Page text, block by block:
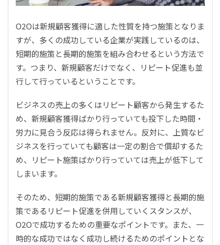
O2Oは新規顧客獲得に適した性質を持つ施策となりま
すが、多くの成功している企業が実践しているのは、
短期的施策と長期的施策を組み合わせるという方法で
す。つまり、新規顧客だけでなく、リピート促進も並
行して行っているということです。
ビジネスの売上の多くはリピート顧客から発生するた
め、新規顧客獲得ばかり行っていても投下した時間・
労力に見合う反応は得られません。反対に、上質なビ
ジネスを行っていても顧客は一定の割合で償却するた
め、リピート施策ばかり行っていては売上が低下して
しまいます。
そのため、短期的施策である新規顧客獲得と長期的施
策であるリピート促進を併用していくスタンスが、
O2Oで成功するための重要なポイントです。また、一
時的な成功ではなく成功し続けるためのポイントとな